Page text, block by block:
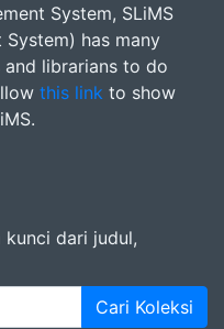
System, SLiMS
System) has many
librarians to do
this link to show
kunci dari judul,
Cari Koleksi